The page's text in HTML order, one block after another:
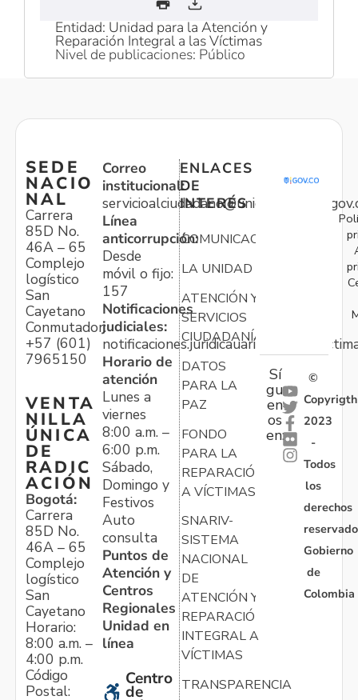
Entidad: Unidad para la Atención y
Reparación Integral a las Víctimas
Nivel de publicaciones: Público
SEDE
NACIO
NAL
Carrera
85D No.
46A – 65
Complejo
logístico
San
Cayetano
Conmutador:
+57 (601)
7965150
VENTA
NILLA
ÚNICA
DE
RADIC
ACIÓN
Bogotá:
Carrera
85D No.
46A – 65
Complejo
logístico
San
Cayetano
Horario:
8:00 a.m. –
4:00 p.m.
Código
Postal:
Correo
institucional:
Línea
anticorrupción:
Desde
móvil o fijo:
157
Notificaciones
judiciales:
Horario de
atención
Lunes a
viernes
8:00 a.m. –
6:00 p.m.
Sábado,
Domingo y
Festivos
Auto
consulta
Puntos de
Atención y
Centros
Regionales
Unidad en
línea
Centro
de
ENLACES
DE
INTERÉS
COMUNICACIONES
LA UNIDAD
ATENCIÓN Y
SERVICIOS
CIUDADANÍA
DATOS
PARA LA
PAZ
FONDO
PARA LA
REPARACIÓN
A VÍCTIMAS
SNARIV-
SISTEMA
NACIONAL
DE
ATENCIÓN Y
REPARACIÓN
INTEGRAL A
VÍCTIMAS
TRANSPARENCIA
Sí
gu
en
os
en:
©
Copyrigth
2023
-
Todos
los
derechos
Gobierno
de
Colombia